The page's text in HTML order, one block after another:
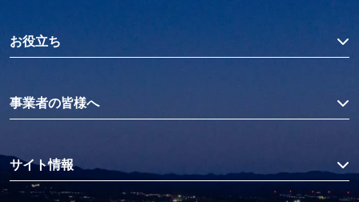
お役立ち
事業者の皆様へ
サイト情報